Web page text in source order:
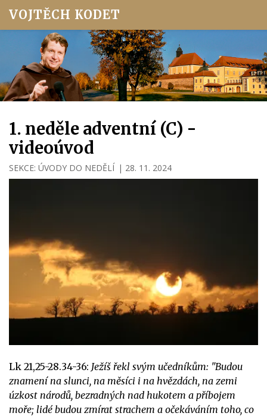
VOJTĚCH KODET
1. neděle adventní (C) -
videoúvod
SEKCE: ÚVODY DO NEDĚLÍ | 28. 11. 2024
Lk 21,25-28.34-36: Ježíš řekl svým učedníkům: "Budou
znamení na slunci, na měsíci i na hvězdách, na zemi
úzkost národů, bezradných nad hukotem a příbojem
moře; lidé budou zmírat strachem a očekáváním toho, co